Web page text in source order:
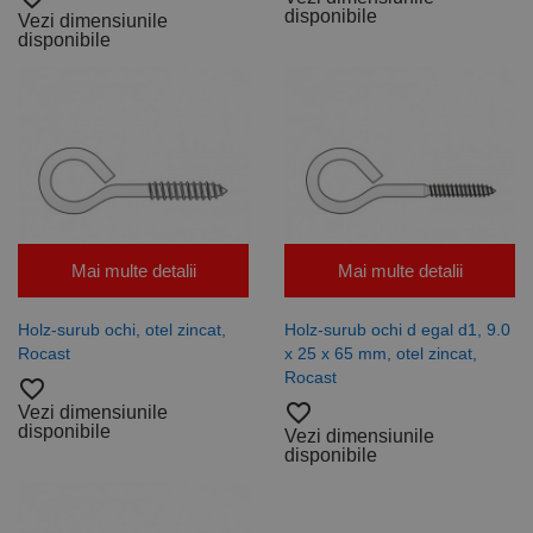
Vezi dimensiunile
disponibile
disponibile
Mai multe detalii
Holz-surub ochi, otel zincat,
Rocast
favorite_border
Vezi dimensiunile
disponibile
Mai multe detalii
Holz-surub ochi d egal d1, 9.0
x 25 x 65 mm, otel zincat,
Rocast
favorite_border
Vezi dimensiunile
disponibile
www.rocast.ro
vizitatorilor.
cookie
Script.com să
PHPSESSID
www.rocast.ro
65 ani 8
luni
Cookie
generat de
Google
Privacy Policy